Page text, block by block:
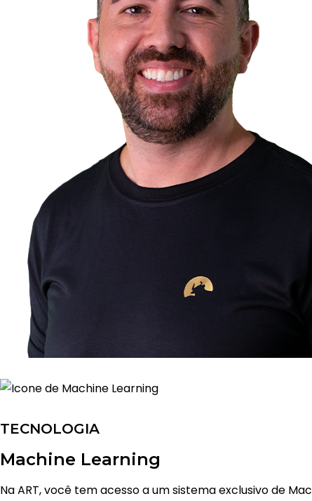
TECNOLOGIA
Machine Learning
Na ART, você tem acesso a um sistema exclusivo de